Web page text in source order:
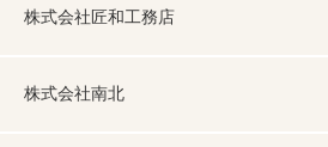
株式会社匠和工務店
株式会社南北